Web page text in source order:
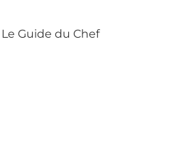
Le Guide du Chef